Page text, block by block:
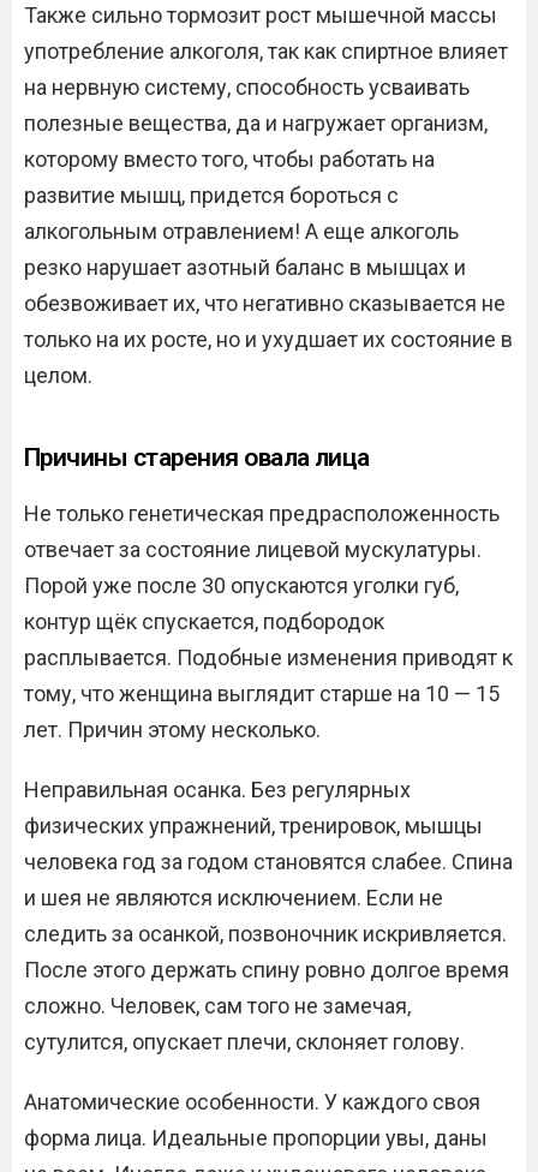
Также сильно тормозит рост мышечной массы
употребление алкоголя, так как спиртное влияет
на нервную систему, способность усваивать
полезные вещества, да и нагружает организм,
которому вместо того, чтобы работать на
развитие мышц, придется бороться с
алкогольным отравлением! А еще алкоголь
резко нарушает азотный баланс в мышцах и
обезвоживает их, что негативно сказывается не
только на их росте, но и ухудшает их состояние в
целом.
Причины старения овала лица
Не только генетическая предрасположенность
отвечает за состояние лицевой мускулатуры.
Порой уже после 30 опускаются уголки губ,
контур щёк спускается, подбородок
расплывается. Подобные изменения приводят к
тому, что женщина выглядит старше на 10 — 15
лет. Причин этому несколько.
Неправильная осанка. Без регулярных
физических упражнений, тренировок, мышцы
человека год за годом становятся слабее. Спина
и шея не являются исключением. Если не
следить за осанкой, позвоночник искривляется.
После этого держать спину ровно долгое время
сложно. Человек, сам того не замечая,
сутулится, опускает плечи, склоняет голову.
Анатомические особенности. У каждого своя
форма лица. Идеальные пропорции увы, даны